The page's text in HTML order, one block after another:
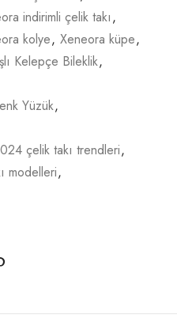
indirimli çelik takı,
kolye, Xeneora küpe,
Kelepçe Bileklik,
Yüzük,
çelik takı trendleri,
modelleri,